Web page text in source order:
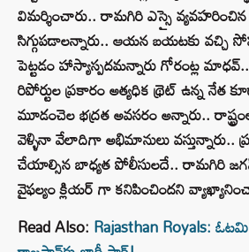
విమర్శించారు.. రామగిరి ఎస్సై వ్యవహరించిన
సిగ్గుపడాలన్నారు.. ఆయన బయటకు
పెట్టడం హాస్యాస్పదమన్నారు గోరంట్ల మాధవ్..
రిపోర్టుల ప్రకారం అత్యధిక థ్రెట్ ఉన్న నేత
మూడంచెల భద్రత అవసరం అన్నారు..
వెళ్ళినా వేలాదిగా అభిమానులు వస్తున్నారు..
చేయాల్సిన బాధ్యత పోలీసులదే.. రామగిరి
వైఫల్యం క్లియర్ గా కనిపించిందని
Read Also: Rajasthan Royals: